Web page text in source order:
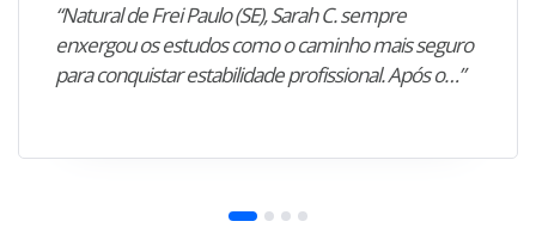
“Natural de Frei Paulo (SE), Sarah C. sempre
enxergou os estudos como o caminho mais seguro
para conquistar estabilidade profissional. Após o…”